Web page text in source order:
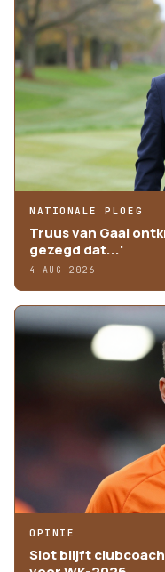
NATIONALE PLOEG
Truus van Gaal
gezegd dat...'
4 AUG 2026
OPINIE
Slot blijft